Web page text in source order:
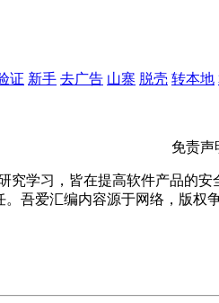
证 新手 去广告 山寨 脱壳 转本地
免责声
究学习，皆在提高软件产品的
吾爱汇编内容源于网络，版